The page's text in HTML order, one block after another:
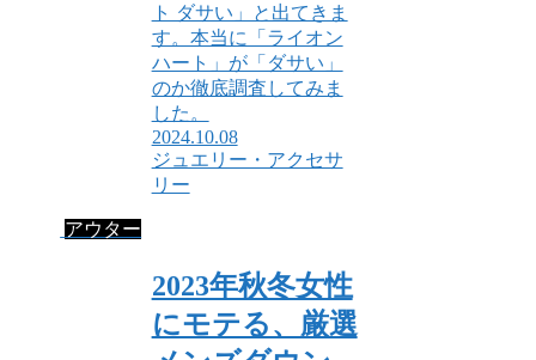
ト ダサい」と出てきま
す。本当に「ライオン
ハート」が「ダサい」
のか徹底調査してみま
した。
2024.10.08
ジュエリー・アクセサ
リー
アウター
2023年秋冬女性
にモテる、厳選